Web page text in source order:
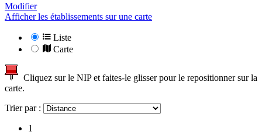
Modifier
Afficher les établissements sur une carte
Liste
Carte
Cliquez sur le NIP et faites-le glisser pour le repositionner sur la
carte.
Trier par :
1